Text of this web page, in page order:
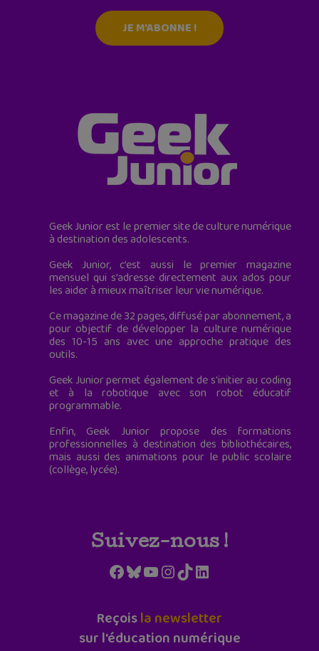
JE M'ABONNE !
Geek Junior est le premier site de culture numérique
à destination des adolescents.
Geek Junior, c’est aussi le premier magazine
mensuel qui s’adresse directement aux ados pour
les aider à mieux maîtriser leur vie numérique.
Ce magazine de 32 pages, diffusé par abonnement, a
pour objectif de développer la culture numérique
des 10-15 ans avec une approche pratique des
outils.
Geek Junior permet également de s'initier au coding
et à la robotique avec son robot éducatif
programmable.
Enfin, Geek Junior propose des formations
professionnelles à destination des bibliothécaires,
mais aussi des animations pour le public scolaire
(collège, lycée).
Suivez-nous !
Facebook
Bluesky
YouTube
Instagram
TikTokLinkedIn
Reçoisla newsletter
sur l'éducation numérique